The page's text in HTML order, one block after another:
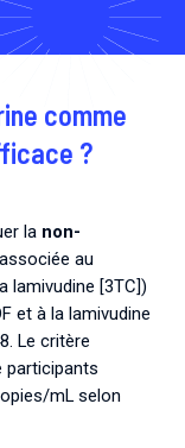
comme
?
la non-
au
lamivudine [3TC])
et à la lamivudine
Le critère
participants
mL selon